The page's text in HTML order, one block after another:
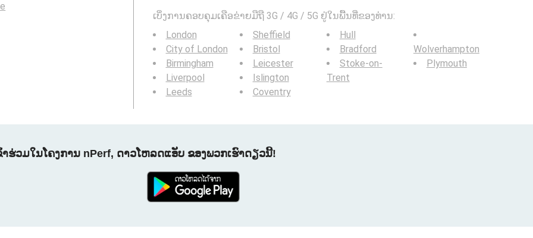
ເບິ່ງການຄອບຄຸມເຄືອຂ່າຍມືຖື 3G / 4G / 5G ຢູ່ໃນພື້ນທີ່ຂອງທ່ານ:
London
City of London
Birmingham
Liverpool
Leeds
Sheffield
Bristol
Leicester
Islington
Coventry
Hull
Bradford
Stoke-on-
Trent
Wolverhampton
Plymouth
າຮ່ວມໃນໂຄງການ nPerf, ດາວໂຫລດແອັບ ຂອງພວກເຮົາດຽວນີ້!